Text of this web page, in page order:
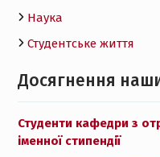
Наука
Студентське життя
Досягнення
Студенти кафедри з
іменної стипендії